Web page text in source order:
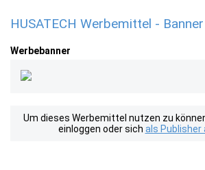
HUSATECH Werbemittel -
Werbebanner
Um dieses Werbemittel nutzen zu
einloggen oder sich als Publisher